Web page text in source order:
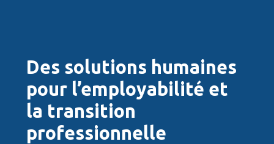
Des solutions humaines
pour l’employabilité et
la transition
professionnelle